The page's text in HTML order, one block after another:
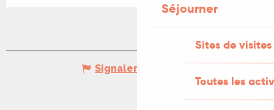
Séjourner
Sites de visites
Toutes les
Signaler une erreur